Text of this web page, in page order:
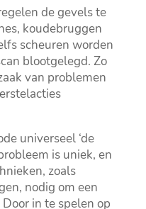
de gevels te
koudebruggen
scheuren worden
blootgelegd.​ Zo
van problemen
universeel ‘de
is uniek, en
zoals
nodig om een
in te spelen op